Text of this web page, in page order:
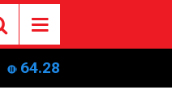
64.28